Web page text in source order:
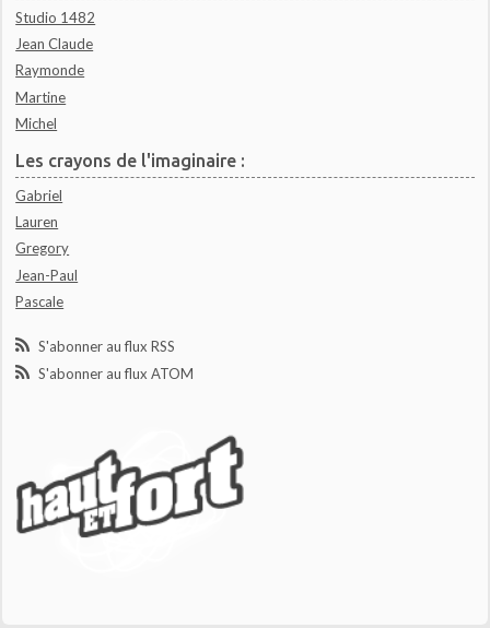
Studio 1482
Jean Claude
Raymonde
Martine
Michel
Les crayons de l'imaginaire :
Gabriel
Lauren
Gregory
Jean-Paul
Pascale
S'abonner au flux RSS
S'abonner au flux ATOM